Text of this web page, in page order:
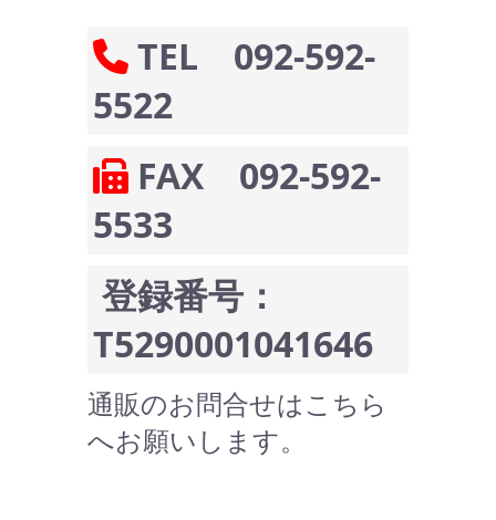
TEL 092-592-
5522
FAX 092-592-
5533
登録番号：
T5290001041646
通販のお問合せはこちら
へお願いします。